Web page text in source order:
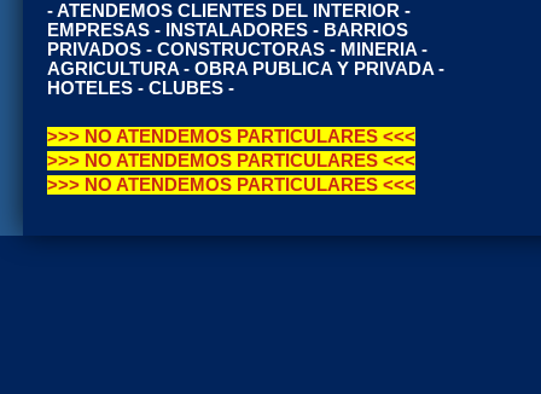
- ATENDEMOS CLIENTES DEL INTERIOR -
EMPRESAS - INSTALADORES - BARRIOS
PRIVADOS - CONSTRUCTORAS - MINERIA -
AGRICULTURA - OBRA PUBLICA Y PRIVADA -
HOTELES - CLUBES -
>>> NO ATENDEMOS PARTICULARES <<<
>>> NO ATENDEMOS PARTICULARES <<<
>>> NO ATENDEMOS PARTICULARES <<<